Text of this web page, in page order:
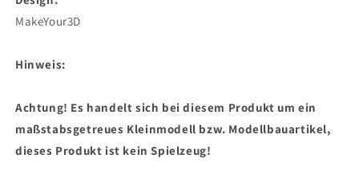
MakeYour3D
Hinweis:
Achtung! Es handelt sich bei diesem Produkt um ein
maßstabsgetreues Kleinmodell bzw. Modellbauartikel,
dieses Produkt ist kein Spielzeug!